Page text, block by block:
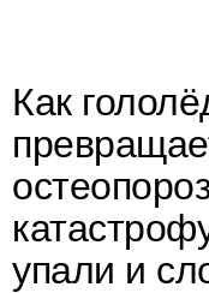
Как
упали и